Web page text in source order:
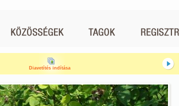
Diavetítés indítása